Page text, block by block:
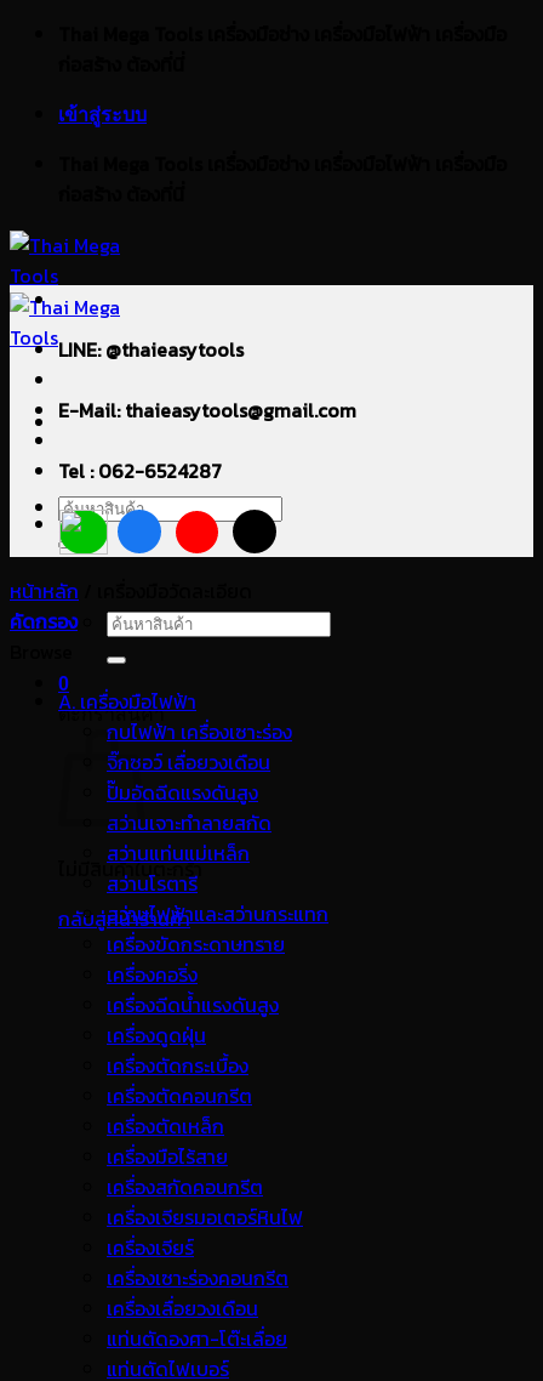
เข้าสู่ระบบ
ค้นหา:
ค้นหา:
0
ตะกร้าสินค้า
ไม่มีสินค้าในตะกร้า
กลับสู่หน้าร้านค้า
LINE: @thaieasytools
E-Mail: thaieasytools@gmail.com
Tel : 062-6524287
หน้าหลัก
คัดกรอง
A. เครื่องมือไฟฟ้า
กบไฟฟ้า เครื่องเซาะร่อง
จิ๊กซอว์ เลื่อยวงเดือน
ปั๊มอัดฉีดแรงดันสูง
สว่านเจาะทำลายสกัด
สว่านแท่นแม่เหล็ก
สว่านโรตารี
สว่านไฟฟ้าและสว่านกระแทก
เครื่องขัดกระดาษทราย
เครื่องคอริ่ง
เครื่องฉีดน้ำแรงดันสูง
เครื่องดูดฝุ่น
เครื่องตัดกระเบื้อง
เครื่องตัดคอนกรีต
เครื่องตัดเหล็ก
เครื่องมือไร้สาย
เครื่องสกัดคอนกรีต
เครื่องเจียรมอเตอร์หินไฟ
เครื่องเจียร์
เครื่องเซาะร่องคอนกรีต
เครื่องเลื่อยวงเดือน
แท่นตัดองศา-โต๊ะเลื่อย
แท่นตัดไฟเบอร์